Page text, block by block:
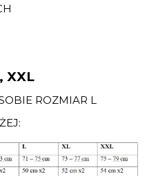
XXL
ROZMIAR L